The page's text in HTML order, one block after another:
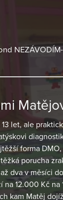
let, ale
forma
porucha
dva v měsíci
12.000 Kč
kam Matěj